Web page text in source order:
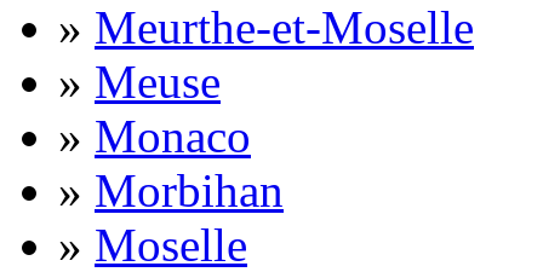
» Meurthe-et-Moselle
» Meuse
» Monaco
» Morbihan
» Moselle